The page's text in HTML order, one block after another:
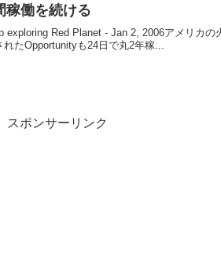
働を続ける
exploring Red Planet - Jan 2, 2006アメリカの
たOpportunityも24日で丸2年稼...
スポンサーリンク